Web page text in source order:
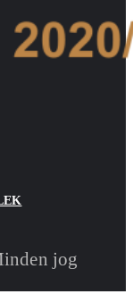
jog